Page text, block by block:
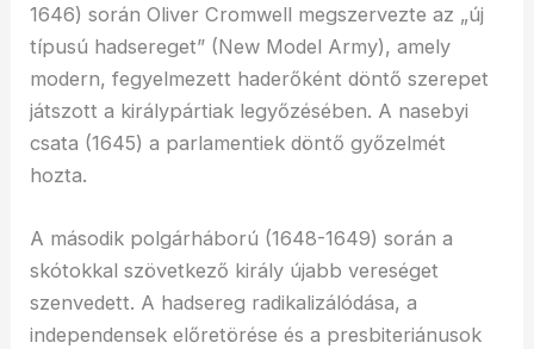
1646) során Oliver Cromwell megszervezte az „új
típusú hadsereget” (New Model Army), amely
modern, fegyelmezett haderőként döntő szerepet
játszott a királypártiak legyőzésében. A nasebyi
csata (1645) a parlamentiek döntő győzelmét
hozta.
A második polgárháború (1648-1649) során a
skótokkal szövetkező király újabb vereséget
szenvedett. A hadsereg radikalizálódása, a
independensek előretörése és a presbiteriánusok